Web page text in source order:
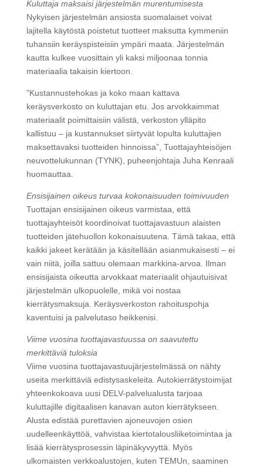
Kuluttaja maksaisi järjestelmän murentumisesta
Nykyisen järjestelmän ansiosta suomalaiset voivat
lajitella käytöstä poistetut tuotteet maksutta kymmeniin
tuhansiin keräyspisteisiin ympäri maata. Järjestelmän
kautta kulkee vuosittain yli kaksi miljoonaa tonnia
materiaalia takaisin kiertoon.
”Kustannustehokas ja koko maan kattava
keräysverkosto on kuluttajan etu. Jos arvokkaimmat
materiaalit poimittaisiin välistä, verkoston ylläpito
kallistuu – ja kustannukset siirtyvät lopulta kuluttajien
maksettavaksi tuotteiden hinnoissa”, Tuottajayhteisöjen
neuvottelukunnan (TYNK), puheenjohtaja Juha Kenraali
huomauttaa.
Ensisijainen oikeus turvaa kokonaisuuden toimivuuden
Tuottajan ensisijainen oikeus varmistaa, että
tuottajayhteisöt koordinoivat tuottajavastuun alaisten
tuotteiden jätehuollon kokonaisuutena. Tämä takaa, että
kaikki jakeet kerätään ja käsitellään asianmukaisesti – ei
vain niitä, joilla sattuu olemaan markkina-arvoa. Ilman
ensisijaista oikeutta arvokkaat materiaalit ohjautuisivat
järjestelmän ulkopuolelle, mikä voi nostaa
kierrätysmaksuja. Keräysverkoston rahoituspohja
kaventuisi ja palvelutaso heikkenisi.
Viime vuosina tuottajavastuussa on saavutettu
merkittäviä tuloksia
Viime vuosina tuottajavastuujärjestelmässä on nähty
useita merkittäviä edistysaskeleita. Autokierrätystoimijat
yhteenkokoava uusi DELV-palvelualusta tarjoaa
kuluttajille digitaalisen kanavan auton kierrätykseen.
Alusta edistää purettavien ajoneuvojen osien
uudelleenkäyttöä, vahvistaa kiertotalousliiketoimintaa ja
lisää kierrätysprosessin läpinäkyvyyttä. Myös
ulkomaisten verkkoalustojen, kuten TEMUn, saaminen